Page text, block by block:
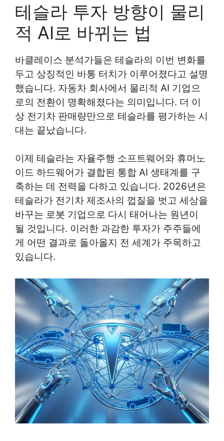
테슬라 투자 방향이 물리
적 AI로 바뀌는 법
바클레이스 분석가들은 테슬라의 이번 변화를
두고 상징적인 바통 터치가 이루어졌다고 설명
했습니다. 자동차 회사에서 물리적 AI 기업으
로의 전환이 명확해졌다는 의미입니다. 더 이
상 전기차 판매량만으로 테슬라를 평가하는 시
대는 끝났습니다.
이제 테슬라는 자율주행 소프트웨어와 휴머노
이드 하드웨어가 결합된 통합 AI 생태계를 구
축하는 데 전력을 다하고 있습니다. 2026년은
테슬라가 전기차 제조사의 껍질을 벗고 세상을
바꾸는 로봇 기업으로 다시 태어나는 원년이
될 것입니다. 이러한 과감한 투자가 주주들에
게 어떤 결과로 돌아올지 전 세계가 주목하고
있습니다.